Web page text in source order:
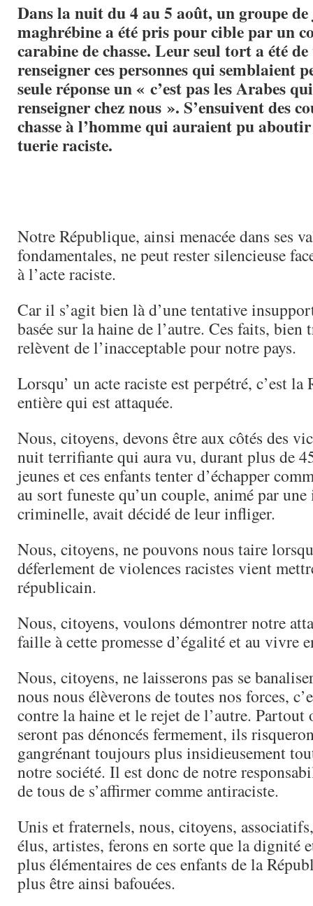
Dans la nuit du 4 au 5 août, un groupe de
maghrébine a été pris pour cible par un
carabine de chasse. Leur seul tort a été
renseigner ces personnes qui semblaient
seule réponse un « c’est pas les Arabes
renseigner chez nous ». S’ensuivent des
chasse à l’homme qui auraient pu
tuerie raciste.
Notre République, ainsi menacée dans ses
fondamentales, ne peut rester silencieuse
à l’acte raciste.
Car il s’agit bien là d’une tentative
basée sur la haine de l’autre. Ces faits, bien
relèvent de l’inacceptable pour notre pays.
Lorsqu’ un acte raciste est perpétré, c’est
entière qui est attaquée.
Nous, citoyens, devons être aux côtés des
nuit terrifiante qui aura vu, durant plus de
jeunes et ces enfants tenter d’échapper
au sort funeste qu’un couple, animé par
criminelle, avait décidé de leur infliger.
Nous, citoyens, ne pouvons nous taire
déferlement de violences racistes vient
républicain.
Nous, citoyens, voulons démontrer notre
faille à cette promesse d’égalité et au vivre
Nous, citoyens, ne laisserons pas se
nous nous élèverons de toutes nos forces,
contre la haine et le rejet de l’autre. Partout
seront pas dénoncés fermement, ils
gangrénant toujours plus insidieusement
notre société. Il est donc de notre
de tous de s’affirmer comme antiraciste.
Unis et fraternels, nous, citoyens,
élus, artistes, ferons en sorte que la dignité
plus élémentaires de ces enfants de la
plus être ainsi bafouées.